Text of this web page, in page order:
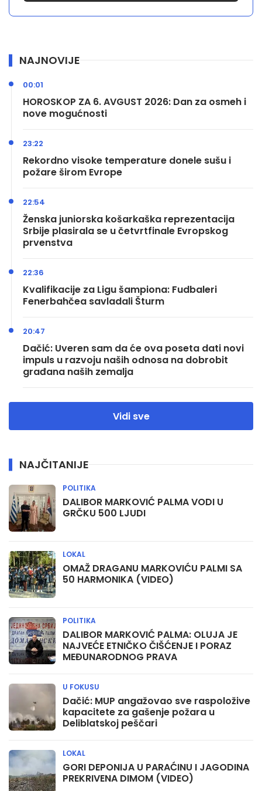
NAJNOVIJE
HOROSKOP ZA 6. AVGUST 2026: Dan za osmeh i
nove mogućnosti
00:01
Rekordno visoke temperature donele sušu i
požare širom Evrope
23:22
Ženska juniorska košarkaška reprezentacija
Srbije plasirala se u četvrtfinale Evropskog
prvenstva
22:54
Kvalifikacije za Ligu šampiona: Fudbaleri
Fenerbahčea savladali Šturm
22:36
Dačić: Uveren sam da će ova poseta dati novi
impuls u razvoju naših odnosa na dobrobit
građana naših zemalja
20:47
Vidi sve
NAJČITANIJE
DALIBOR MARKOVIĆ PALMA VODI U
GRČKU 500 LJUDI
POLITIKA
OMAŽ DRAGANU MARKOVIĆU PALMI SA
50 HARMONIKA (VIDEO)
LOKAL
DALIBOR MARKOVIĆ PALMA: OLUJA JE
NAJVEĆE ETNIČKO ČIŠĆENJE I PORAZ
MEĐUNARODNOG PRAVA
POLITIKA
Dačić: MUP angažovao sve raspoložive
kapacitete za gašenje požara u
Deliblatskoj peščari
U FOKUSU
GORI DEPONIJA U PARAĆINU I JAGODINA
PREKRIVENA DIMOM (VIDEO)
LOKAL